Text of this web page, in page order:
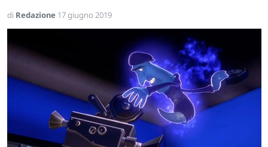
di Redazione 17 giugno 2019